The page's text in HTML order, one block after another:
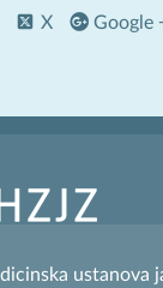
X Google
ustanova